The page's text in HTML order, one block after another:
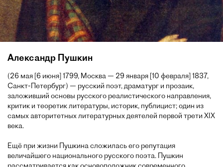
Александр Пушкин
(26 мая [6 июня] 1799, Москва — 29 января [10 февраля] 1837,
Санкт-Петербург) — русский поэт, драматург и прозаик,
заложивший основы русского реалистического направления,
критик и теоретик литературы, историк, публицист; один из
самых авторитетных литературных деятелей первой трети XIX
века.
Ещё при жизни Пушкина сложилась его репутация
величайшего национального русского поэта. Пушкин